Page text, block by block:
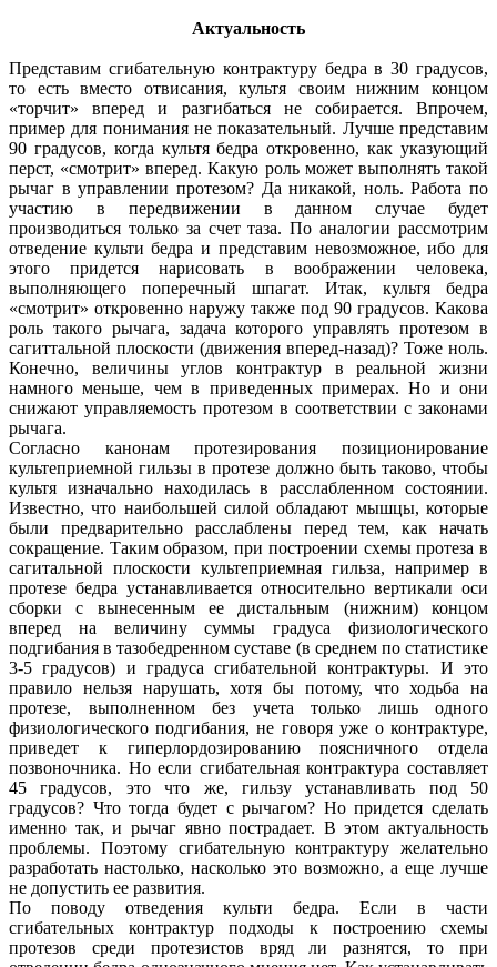
Актуальность
Представим сгибательную контрактуру бедра в 30 градусов,
то есть вместо отвисания, культя своим нижним концом
«торчит» вперед и разгибаться не собирается. Впрочем,
пример для понимания не показательный. Лучше представим
90 градусов, когда культя бедра откровенно, как указующий
перст, «смотрит» вперед. Какую роль может выполнять такой
рычаг в управлении протезом? Да никакой, ноль. Работа по
участию в передвижении в данном случае будет
производиться только за счет таза. По аналогии рассмотрим
отведение культи бедра и представим невозможное, ибо для
этого придется нарисовать в воображении человека,
выполняющего поперечный шпагат. Итак, культя бедра
«смотрит» откровенно наружу также под 90 градусов. Какова
роль такого рычага, задача которого управлять протезом в
сагиттальной плоскости (движения вперед-назад)? Тоже ноль.
Конечно, величины углов контрактур в реальной жизни
намного меньше, чем в приведенных примерах. Но и они
снижают управляемость протезом в соответствии с законами
рычага.
Согласно канонам протезирования позиционирование
культеприемной гильзы в протезе должно быть таково, чтобы
культя изначально находилась в расслабленном состоянии.
Известно, что наибольшей силой обладают мышцы, которые
были предварительно расслаблены перед тем, как начать
сокращение. Таким образом, при построении схемы протеза в
сагитальной плоскости культеприемная гильза, например в
протезе бедра устанавливается относительно вертикали оси
сборки с вынесенным ее дистальным (нижним) концом
вперед на величину суммы градуса физиологического
подгибания в тазобедренном суставе (в среднем по статистике
3-5 градусов) и градуса сгибательной контрактуры. И это
правило нельзя нарушать, хотя бы потому, что ходьба на
протезе, выполненном без учета только лишь одного
физиологического подгибания, не говоря уже о контрактуре,
приведет к гиперлордозированию поясничного отдела
позвоночника. Но если сгибательная контрактура составляет
45 градусов, это что же, гильзу устанавливать под 50
градусов? Что тогда будет с рычагом? Но придется сделать
именно так, и рычаг явно пострадает. В этом актуальность
проблемы. Поэтому сгибательную контрактуру желательно
разработать настолько, насколько это возможно, а еще лучше
не допустить ее развития.
По поводу отведения культи бедра. Если в части
сгибательных контрактур подходы к построению схемы
протезов среди протезистов вряд ли разнятся, то при